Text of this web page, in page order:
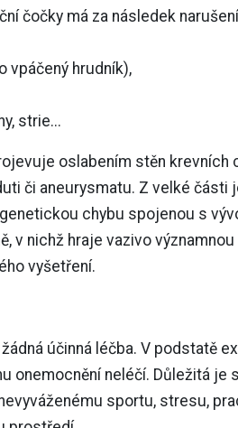
čočky má za následek
vpáčený hrudník),
strie...
oslabením stěn krevních
či aneurysmatu. Z velké části
chybu spojenou s
v nichž hraje vazivo významnou
vyšetření.
účinná léčba. V podstatě
onemocnění neléčí. Důležitá je
sportu, stresu,